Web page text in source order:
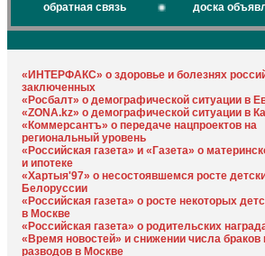
обратная связь доска
«ИНТЕРФАКС» о здоровье и болезнях
заключенных
«Росбалт» о демографической ситуации в
«ZONA.kz» о демографической ситуации в
«Коммерсантъ» о передаче нацпроектов на
региональный уровень
«Российская газета» и «Газета» о
и ипотеке
«Хартыя'97» о несостоявшемся росте
Белоруссии
«Российская газета» о росте некоторых
в Москве
«Российская газета» о родительских
«Время новостей» и снижении числа браков
разводов в Москве